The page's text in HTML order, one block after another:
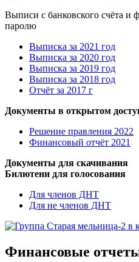
Выписи с банковского счёта и
паролю
Выписка за 2021 год
Выписка за 2020 год
Выписка за 2019 год
Выписка за 2018 год
Отчёт за 2017 г
Документы в открытом
Решение правления 2022
Финансовый отчёт 2021
Документы для скачивания
Билютени для голосования
Для членов ДНТ
Для не членов ДНТ
Финансовые